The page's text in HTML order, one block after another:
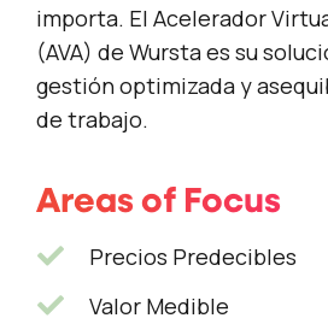
importa. El Acelerador
(AVA) de Wursta es su
gestión optimizada y
de trabajo.
Areas of Focus
Precios Predecibles
Valor Medible